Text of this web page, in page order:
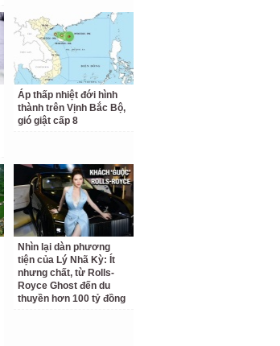
Áp thấp nhiệt đới hình
thành trên Vịnh Bắc Bộ,
gió giật cấp 8
Nhìn lại dàn phương
tiện của Lý Nhã Kỳ: Ít
nhưng chất, từ Rolls-
Royce Ghost đến du
thuyền hơn 100 tỷ đồng